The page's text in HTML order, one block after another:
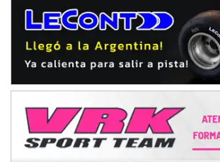
Villaguay (Entre Ríos)
VICTORIENSE - F7
El Cerro (Tierra)
Victoria (Entre Ríos)
PATAGONICO - F6
Moto Club Reginense (Tierra)
Gral. E. Godoy (Río Negro)
CSK - F7